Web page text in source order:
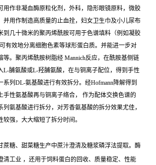
用作非凝血酶原粒化剂，外科，隐形眼镜原料，微胶
并用作制造高质量的止血拴，妇女卫生巾及小儿尿布
到几十微米的聚丙烯酰胺可用于色谱填料（例如凝胶
有效地分离细胞色素等球形蛋白质。并能进一步对
等。聚丙烯酰胺树脂经 Mannich反应，在酰胺基侧链
L-脯氨酸或L-羟脯氨酸，在与铜离子配位，得到手性
系列DL-氨基酸进行有效拆分。经Hofmann降解得到
手性氨基酸再与铜离子络合， 作为配体交换色谱的
列氨基酸进行拆分，对芳香氨基酸的拆分效果尤佳，
较强，大大缩短了拆分时间。
蔗糖、甜菜糖生产中蔗汁澄清及糖浆磷浮法提取。酶
清工业 ，还用于饲料蛋白的回收、质量稳定、性能